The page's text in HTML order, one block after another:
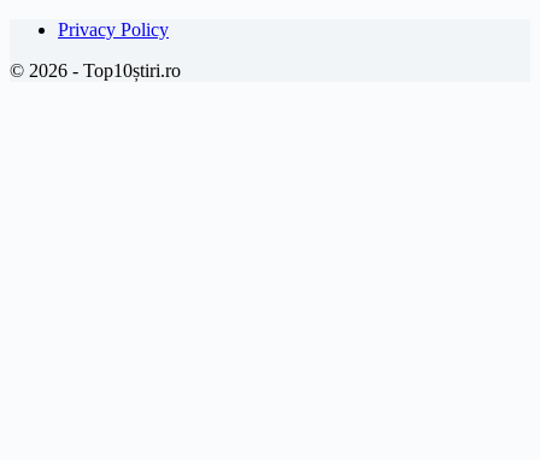
Privacy Policy
© 2026 - Top10știri.ro